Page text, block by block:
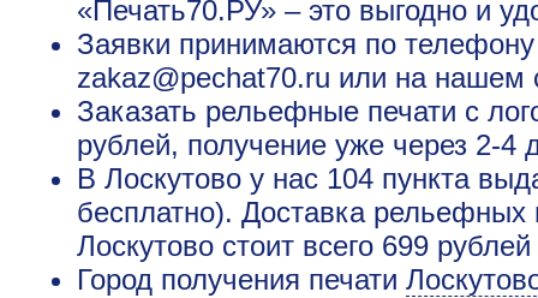
«Печать70.РУ» – это выгодно и
Заявки принимаются по
zakaz@pechat70.ru или на нашем
Заказать рельефные печати с
рублей, получение уже через 2-4
В Лоскутово у нас 104 пункта
бесплатно). Доставка рельефных
Лоскутово стоит всего 699
Город получения печати